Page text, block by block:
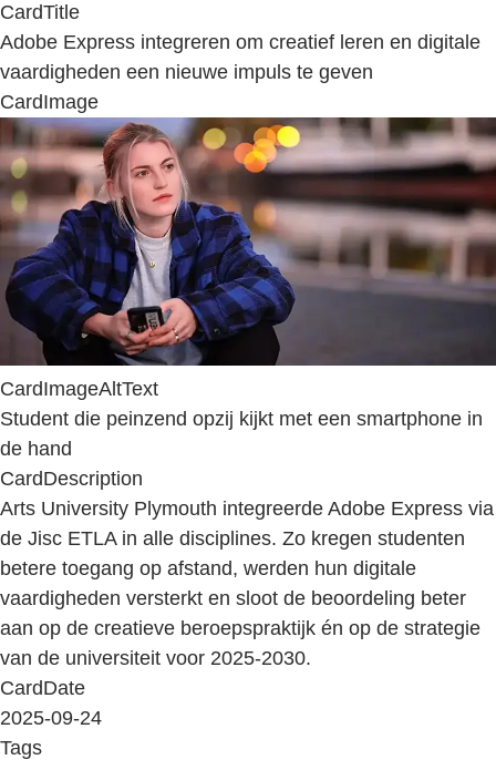
CardTitle
Adobe Express integreren om creatief leren en digitale
vaardigheden een nieuwe impuls te geven
CardImage
CardImageAltText
Student die peinzend opzij kijkt met een smartphone in
de hand
CardDescription
Arts University Plymouth integreerde Adobe Express via
de Jisc ETLA in alle disciplines. Zo kregen studenten
betere toegang op afstand, werden hun digitale
vaardigheden versterkt en sloot de beoordeling beter
aan op de creatieve beroepspraktijk én op de strategie
van de universiteit voor 2025-2030.
CardDate
2025-09-24
Tags